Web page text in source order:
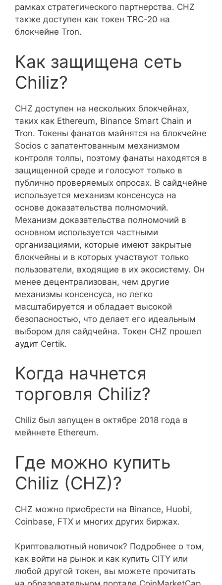
рамках стратегического партнерства. CHZ
также доступен как токен TRC-20 на
блокчейне Tron.
Как защищена сеть
Chiliz?
CHZ доступен на нескольких блокчейнах,
таких как Ethereum, Binance Smart Chain и
Tron. Токены фанатов майнятся на блокчейне
Socios с запатентованным механизмом
контроля толпы, поэтому фанаты находятся в
защищенной среде и голосуют только в
публично проверяемых опросах. В сайдчейне
используется механизм консенсуса на
основе доказательства полномочий.
Механизм доказательства полномочий в
основном используется частными
организациями, которые имеют закрытые
блокчейны и в которых участвуют только
пользователи, входящие в их экосистему. Он
менее децентрализован, чем другие
механизмы консенсуса, но легко
масштабируется и обладает высокой
безопасностью, что делает его идеальным
выбором для сайдчейна. Токен CHZ прошел
аудит Certik.
Когда начнется
торговля Chiliz?
Chiliz был запущен в октябре 2018 года в
мейннете Ethereum.
Где можно купить
Chiliz (CHZ)?
CHZ можно приобрести на Binance, Huobi,
Coinbase, FTX и многих других биржах.
Криптовалютный новичок? Подробнее о том,
как войти на рынок и как купить CITY или
любой другой токен, вы можете прочитать